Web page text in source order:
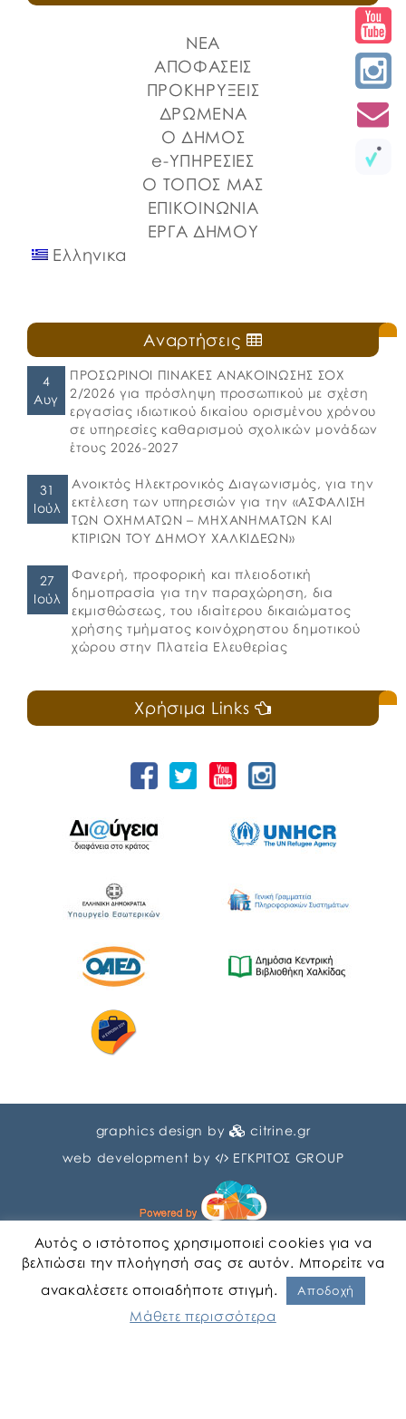
ΝΕΑ
ΑΠΟΦΑΣΕΙΣ
ΠΡΟΚΗΡΥΞΕΙΣ
ΔΡΩΜΕΝΑ
Ο ΔΗΜΟΣ
e-ΥΠΗΡΕΣΙΕΣ
Ο ΤΟΠΟΣ ΜΑΣ
ΕΠΙΚΟΙΝΩΝΙΑ
ΕΡΓΑ ΔΗΜΟΥ
Ελληνικα
Αναρτήσεις
4
Αυγ
ΠΡΟΣΩΡΙΝΟΙ ΠΙΝΑΚΕΣ ΑΝΑΚΟΙΝΩΣΗΣ ΣΟΧ
2/2026 για πρόσληψη προσωπικού με σχέση
εργασίας ιδιωτικού δικαίου ορισμένου χρόνου
σε υπηρεσίες καθαρισμού σχολικών μονάδων
έτους 2026-2027
31
Ιούλ
Ανοικτός Ηλεκτρονικός Διαγωνισμός, για την
εκτέλεση των υπηρεσιών για την «ΑΣΦΑΛΙΣΗ
ΤΩΝ ΟΧΗΜΑΤΩΝ – ΜΗΧΑΝΗΜΑΤΩΝ ΚΑΙ
ΚΤΙΡΙΩΝ ΤΟΥ ΔΗΜΟΥ ΧΑΛΚΙΔΕΩΝ»
27
Ιούλ
Φανερή, προφορική και πλειοδοτική
δημοπρασία για την παραχώρηση, δια
εκμισθώσεως, του ιδιαίτερου δικαιώματος
χρήσης τμήματος κοινόχρηστου δημοτικού
χώρου στην Πλατεία Ελευθερίας
Χρήσιμα Links
graphics design by
citrine.gr
web development by
ΕΓΚΡΙΤΟΣ GROUP
Αυτός ο ιστότοπος χρησιμοποιεί cookies για να
βελτιώσει την πλοήγησή σας σε αυτόν. Μπορείτε να
ανακαλέσετε οποιαδήποτε στιγμή.
Αποδοχή
Μάθετε περισσότερα
Αγγλικα Ελληνικα